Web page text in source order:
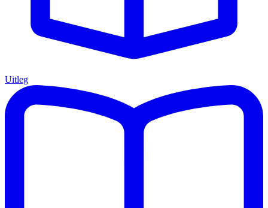
Uitleg